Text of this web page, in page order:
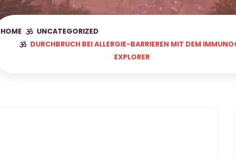
HOME
UNCATEGORIZED
DURCHBRUCH BEI ALLERGIE-BARRIEREN MIT DEM
EXPLORER